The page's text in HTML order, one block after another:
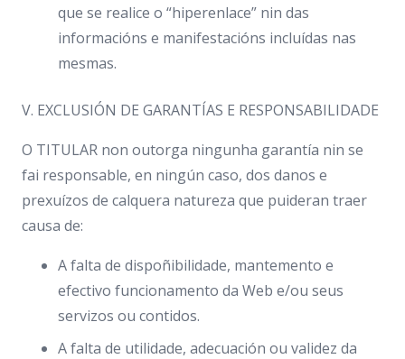
que se realice o “hiperenlace” nin das
informacións e manifestacións incluídas nas
mesmas.
V. EXCLUSIÓN DE GARANTÍAS E RESPONSABILIDADE
O TITULAR non outorga ningunha garantía nin se
fai responsable, en ningún caso, dos danos e
prexuízos de calquera natureza que puideran traer
causa de:
A falta de dispoñibilidade, mantemento e
efectivo funcionamento da Web e/ou seus
servizos ou contidos.
A falta de utilidade, adecuación ou validez da